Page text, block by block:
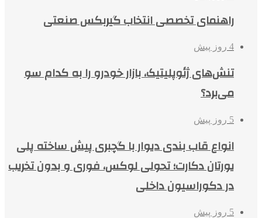
راهنمای تخصصی انتخاب گیربکس صنعتی
4 روز پیش
تنش‌های ژئوپلیتیک، بازار خودرو را به کدام سو
می‌برد؟
5 روز پیش
انواع قاب بندی دیوار با گچبری پیش ساخته پلی
یورتان دکارت؛ تحولی لوکس، فوری و بدون تخریب
در دکوراسیون داخلی
5 روز پیش